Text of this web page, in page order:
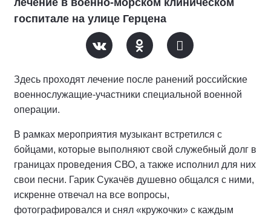
лечение в военно-морском клиническом
госпитале на улице Герцена
Здесь проходят лечение после ранений российские
военнослужащие-участники специальной военной
операции.
В рамках мероприятия музыкант встретился с
бойцами, которые выполняют свой служебный долг в
границах проведения СВО, а также исполнил для них
свои песни. Гарик Сукачёв душевно общался с ними,
искренне отвечал на все вопросы,
фотографировался и снял «кружочки» с каждым